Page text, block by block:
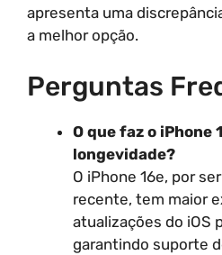
apresenta uma
a melhor opção.
Perguntas
O que faz o iPhone
longevidade?
O iPhone 16e, por
recente, tem maior
atualizações do iOS
garantindo suporte